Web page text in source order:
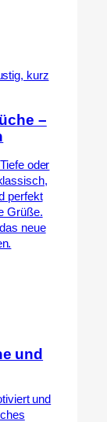
–
oder
perfekt
Grüße.
neue
und
und